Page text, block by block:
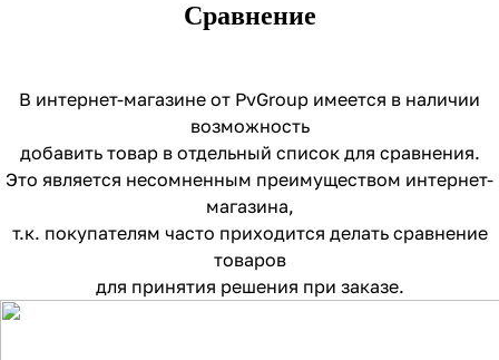
Сравнение
В интернет-магазине от PvGroup имеется в наличии
возможность
добавить товар в отдельный список для сравнения.
Это является несомненным преимуществом интернет-
магазина,
т.к. покупателям часто приходится делать сравнение
товаров
для принятия решения при заказе.